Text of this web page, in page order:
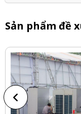
Sản phẩm đề